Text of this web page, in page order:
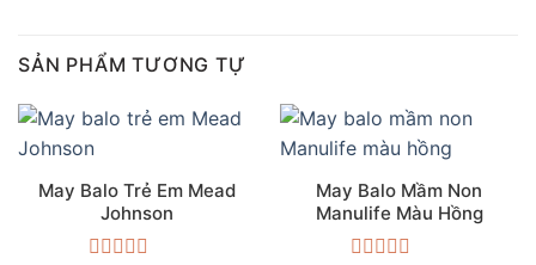
SẢN PHẨM TƯƠNG TỰ
May Balo Trẻ Em Mead
Johnson
May Balo Mầm Non
Manulife Màu Hồng